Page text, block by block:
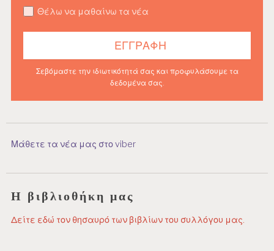
Θέλω να μαθαίνω τα νέα
Σεβόμαστε την ιδιωτικότητά σας και προφυλάσουμε τα
δεδομένα σας.
Μάθετε τα νέα μας στο viber
Η βιβλιοθήκη μας
Δείτε εδώ τον θησαυρό των βιβλίων του συλλόγου μας.